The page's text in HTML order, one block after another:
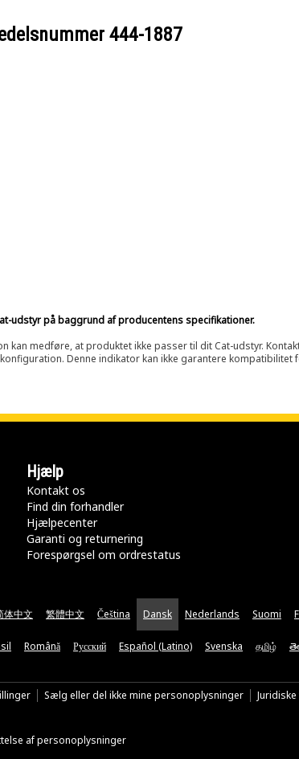
444-1887
udstyr på baggrund af producentens specifikationer.
medføre, at produktet ikke passer til dit Cat-udstyr.
Denne indikator kan ikke garantere kompatibilitet
Hjælp
Kontakt os
Find din forhandler
Hjælpecenter
Garanti og returnering
Forespørgsel om ordrestatus
体中文 繁體中文 Čeština Dansk Nederlands Suomi
Română Русский Español (Latino) Svenska தமிழ்
Sælg eller del ikke mine personoplysninger
af personoplysninger